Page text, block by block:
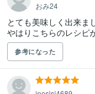
おみ24
とても美味しく出来ま
やはりこちらのレシピ
参考になった